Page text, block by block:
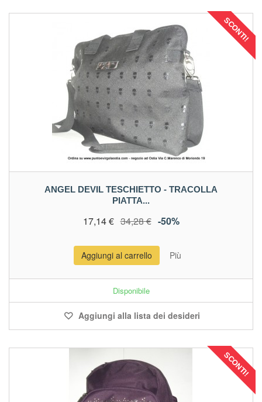
SCONTI!
ANGEL DEVIL TESCHIETTO - TRACOLLA
PIATTA...
17,14 € 34,28 € -50%
Aggiungi al carrello Più
Disponibile
Aggiungi alla lista dei desideri
SCONTI!